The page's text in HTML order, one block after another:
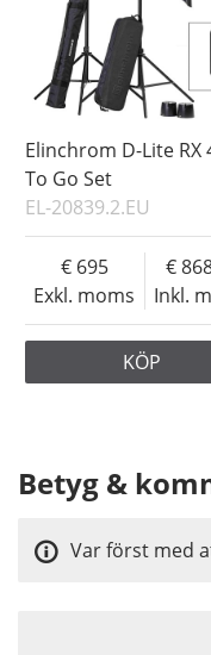
Elinchrom D-Lite RX
To Go Set
EL-20839.2.EU
Exkl. moms
695
Inkl.
KÖP
Betyg &
Var först med